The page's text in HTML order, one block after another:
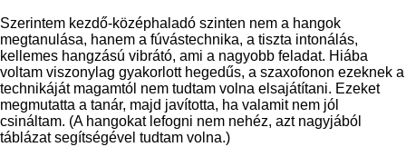
Szerintem kezdő-középhaladó szinten nem a hangok
megtanulása, hanem a fúvástechnika, a tiszta intonálás,
kellemes hangzású vibrátó, ami a nagyobb feladat. Hiába
voltam viszonylag gyakorlott hegedűs, a szaxofonon ezeknek a
technikáját magamtól nem tudtam volna elsajátítani. Ezeket
megmutatta a tanár, majd javította, ha valamit nem jól
csináltam. (A hangokat lefogni nem nehéz, azt nagyjából
táblázat segítségével tudtam volna.)